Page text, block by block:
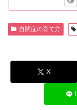
自閉症の育て方
X